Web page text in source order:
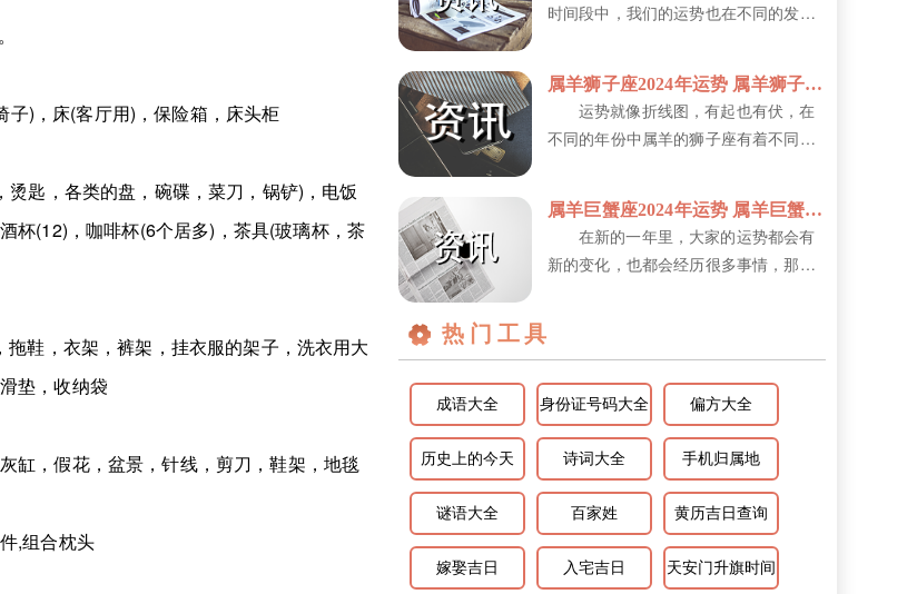
)，床(客厅用)，保险箱，床头柜
匙，各类的盘，碗碟，菜刀，锅铲)，电饭
杯(12)，咖啡杯(6个居多)，茶具(玻璃杯，茶
鞋，衣架，裤架，挂衣服的架子，洗衣用大
垫，收纳袋
，假花，盆景，针线，剪刀，鞋架，地毯
,组合枕头
时间段中，我们的运势也在不同的发生
属羊狮子座2024年运势 属羊狮子座的性格特征
运势就像折线图，有起也有伏，在
不同的年份中属羊的狮子座有着不同的
属羊巨蟹座2024年运势 属羊巨蟹座的性格特征
在新的一年里，大家的运势都会有
新的变化，也都会经历很多事情，那么
热门工具
成语大全 身份证号码大全 偏方大全
历史上的今天 诗词大全 手机归属地
谜语大全 百家姓 黄历吉日查询
嫁娶吉日 入宅吉日 天安门升旗时间